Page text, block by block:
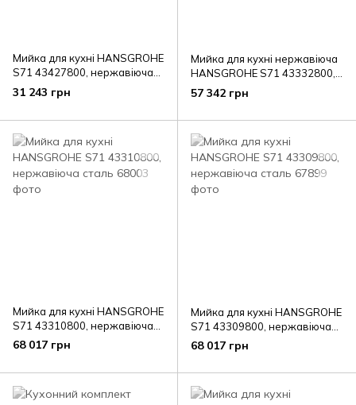
Мийка для кухні HANSGROHE
S71 43427800, нержавіюча
сталь
31 243 грн
Мийка для кухні нержавіюча
HANSGROHE S71 43332800,
нержавіюча сталь сатин
57 342 грн
Мийка для кухні HANSGROHE
S71 43310800, нержавіюча
сталь
68 017 грн
Мийка для кухні HANSGROHE
S71 43309800, нержавіюча
сталь
68 017 грн